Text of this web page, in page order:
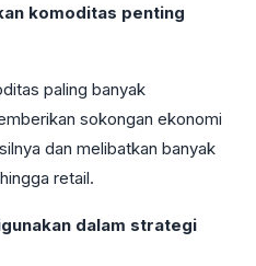
komoditas penting
paling banyak
sokongan ekonomi
dan melibatkan banyak
retail.
dalam strategi